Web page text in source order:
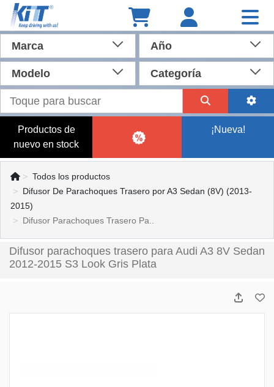
Marca Año
Modelo Categoría
Productos de
nuevo en stock
¡Nueva!
Todos los productos
Difusor De Parachoques Trasero por A3 Sedan (8V) (2013-
2015)
Difusor Parachoques Trasero Pa..
Difusor parachoques trasero para Audi A3 8V Sedan
2012-2015 S3 Look Gris Plata